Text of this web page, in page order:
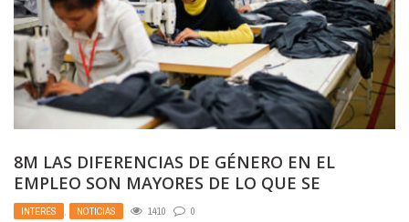
8M LAS DIFERENCIAS DE GÉNERO EN EL
EMPLEO SON MAYORES DE LO QUE SE
PENSABA, ...
INTERÉS , NOTICIAS 1410 0